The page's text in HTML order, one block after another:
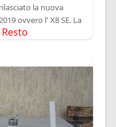
la nuova
ovvero l' X8 SE. La